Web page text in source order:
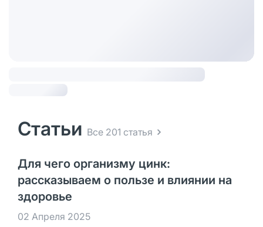
Статьи Все 201 статья
Для чего организму цинк:
рассказываем о пользе и влиянии на
здоровье
02 Апреля 2025